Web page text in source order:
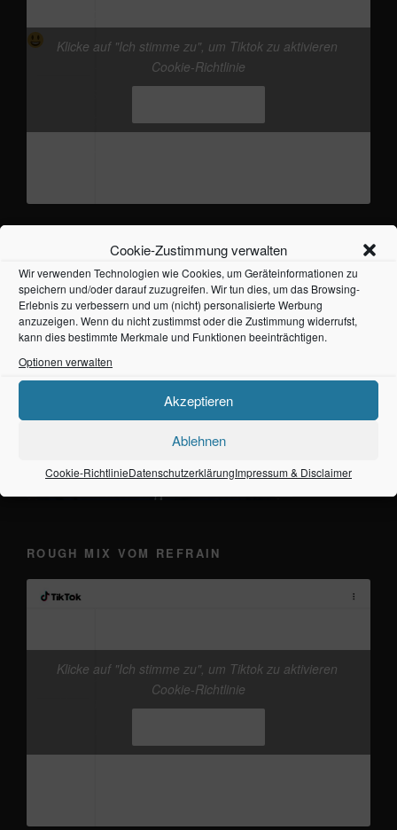
Cookie-Zustimmung verwalten
Wir verwenden Technologien wie Cookies, um Geräteinformationen zu
speichern und/oder darauf zuzugreifen. Wir tun dies, um das Browsing-
Erlebnis zu verbessern und um (nicht) personalisierte Werbung
anzuzeigen. Wenn du nicht zustimmst oder die Zustimmung widerrufst,
kann dies bestimmte Merkmale und Funktionen beeinträchtigen.
Optionen verwalten
Akzeptieren
Ablehnen
Cookie-RichtlinieDatenschutzerklärungImpressum & Disclaimer
vor dem 13.08. „Auf der Brücke nach
Fehmarn - frankieband“ Release, gibts schon die
neue Version von Hippie Attack#frankieband
#musicproduction #distrokid
Klicke auf "Ich stimme zu", um Tiktok zu aktivieren
Cookie-Richtlinie
ÜBER MICH
ROUGH MIX VOM REFRAIN
@frankiebandneuer Track von mir. mal wieder
den Kopf freikriegen#Ostsee #Fehmarn
Klicke auf "Ich stimme zu", um Tiktok zu aktivieren
Cookie-Richtlinie